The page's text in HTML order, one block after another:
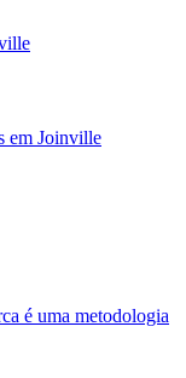
em Joinville
é uma metodologia